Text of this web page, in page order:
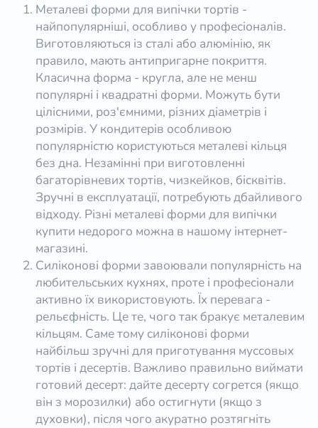
Металеві форми для випічки тортів -
найпопулярніші, особливо у професіоналів.
Виготовляються із сталі або алюмінію, як
правило, мають антипригарне покриття.
Класична форма - кругла, але не менш
популярні і квадратні форми. Можуть бути
цілісними, роз'ємними, різних діаметрів і
розмірів. У кондитерів особливою
популярністю користуються металеві кільця
без дна. Незамінні при виготовленні
багаторівневих тортів, чизкейков, бісквітів.
Зручні в експлуатації, потребують дбайливого
відходу. Різні металеві форми для випічки
купити недорого можна в нашому інтернет-
магазині.
Силіконові форми завоювали популярність на
любительських кухнях, проте і професіонали
активно їх використовують. Їх перевага -
рельєфність. Це те, чого так бракує металевим
кільцям. Саме тому силіконові форми
найбільш зручні для приготування муссовых
тортів і десертів. Важливо правильно виймати
готовий десерт: дайте десерту согрется (якщо
він з морозилки) або остигнути (якщо з
духовки), після чого акуратно розтягніть